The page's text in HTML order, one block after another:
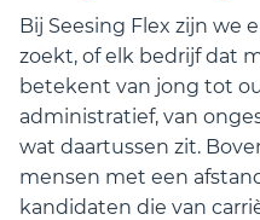
Bij Seesing Flex zijn we
zoekt, of elk bedrijf dat
betekent van jong tot
administratief, van
wat daartussen zit.
mensen met een
kandidaten die van